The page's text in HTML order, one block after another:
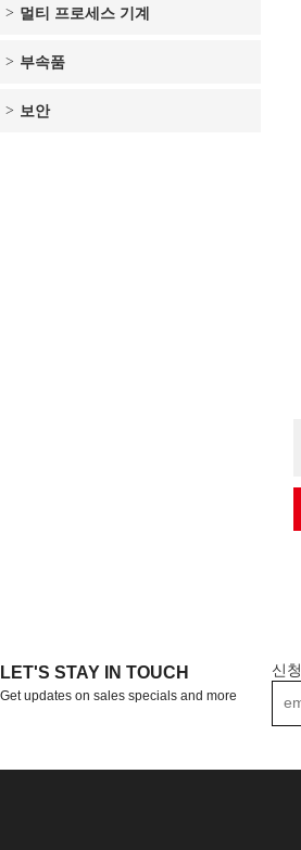
멀티 프로세스 기계
부속품
보안
LET'S STAY IN TOUCH
Get updates on sales specials and more
신청